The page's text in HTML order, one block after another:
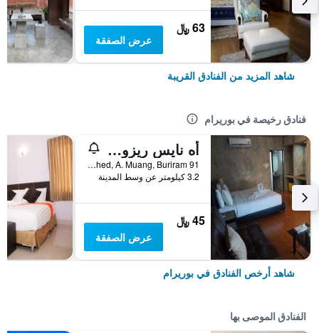
63 ﷼
عرض الصفقة
شاهد المزيد من الفنادق القريبة
فنادق رخيصة في بوريرام
أه نايس ريزورت آند فيلا
91 M.9 Chumhed, A. Muang, Buriram, بوريرام, تايلاند
3.2 كيلومتر عن وسط المدينة
45 ﷼
عرض الصفقة
شاهد أرخص الفنادق في بوريرام
الفنادق الموصى بها